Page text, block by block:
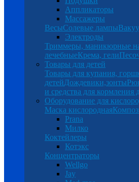
Аппликаторы
Массажеры
ВесыСолевые лампы
Электроды
Триммеры, маникюрные
лечебныеКрема, гели
Товары для детей
Товары для купания,
детейДождевики,зонты
и средства для кормления
Оборудование для
Маска кислородная
Prana
Милко
Коктейлеры
Котэкс
Концентраторы
Wellgo
Jay